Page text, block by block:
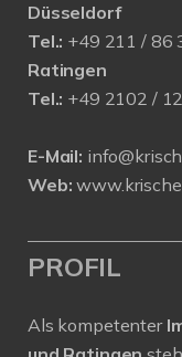
Düsseldorf
Tel.: +49 211 / 86
Ratingen
Tel.: +49 2102 /
E-Mail:
Web:
PROFIL
Als kompetenter